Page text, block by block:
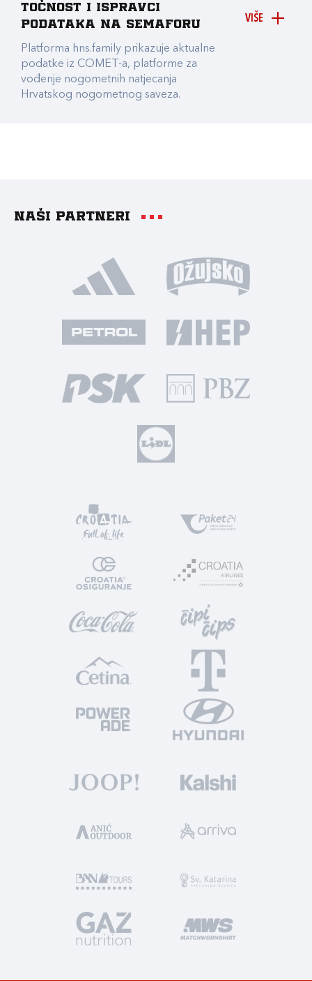
VIŠE
točnost i ispravci
podataka na Semaforu
Platforma hns.family prikazuje aktualne
podatke iz COMET-a, platforme za
vođenje nogometnih natjecanja
Hrvatskog nogometnog saveza.
Naši partneri